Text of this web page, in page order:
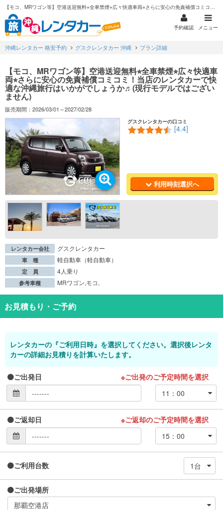
【モコ、MRワゴン等】空港送迎無料⭐︎全車禁煙⭐︎広々快適車両⭐︎さらに安心の免責補償コミコミ！当店のレンタカーで快適な沖縄旅行はいかがでしょうか♬(現行モデルではございません)
予約確認 メニュー
沖縄レンタカー 格安予約 グスクレンタカー 沖縄 プラン詳細
【モコ、MRワゴン等】空港送迎無料⭐︎全車禁煙⭐︎広々快適車
両⭐︎さらに安心の免責補償コミコミ！当店のレンタカーで快
適な沖縄旅行はいかがでしょうか♬(現行モデルではござい
ません)
販売期間：2026/03/01～2027/02/28
グスクレンタカーの口コミ
[4.4]
利用時刻選択へ
レンタカー会社 グスクレンタカー
車 種 軽自動車（軽自動車）
定 員 4人乗り
参考車種 MRワゴン,モコ,
お見積もり・ご予約
レンタカーの『ご利用日時』を選択してください。選択後レンタ
カーの詳細お見積りを計算いたします。
ご出発日 ※ご出発のご予定時間を選択
ご返却日 ※ご返却のご予定時間を選択
ご利用台数
ご出発場所